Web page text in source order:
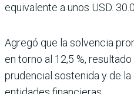
equivalente a unos USD.
Agregó que la solvencia
en torno al 12,5 %,
prudencial sostenida y de